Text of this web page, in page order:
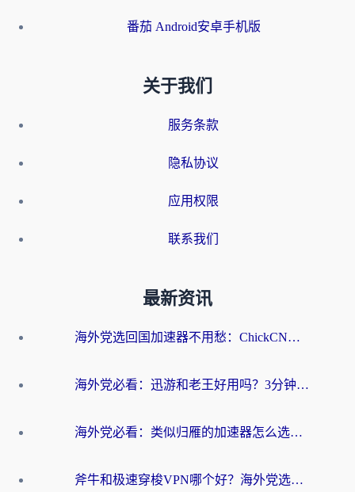
番茄 Android安卓手机版
关于我们
服务条款
隐私协议
应用权限
联系我们
最新资讯
海外党选回国加速器不用愁：ChickCN和洞见哪个好？一篇搞定所有疑问
海外党必看：迅游和老王好用吗？3分钟选对加速国内网络的加速器
海外党必看：类似归雁的加速器怎么选？一篇搞定无缝访问国内资源
斧牛和极速穿梭VPN哪个好？海外党选回国加速器必看的真实对比与避坑指南